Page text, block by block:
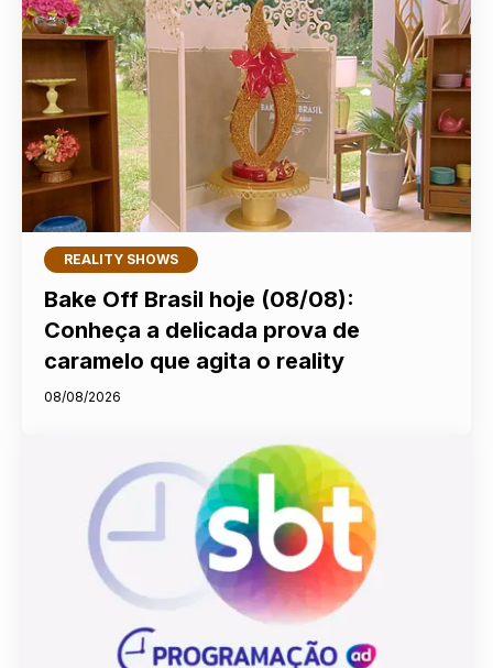
REALITY SHOWS
Bake Off Brasil hoje (08/08):
Conheça a delicada prova de
caramelo que agita o reality
08/08/2026